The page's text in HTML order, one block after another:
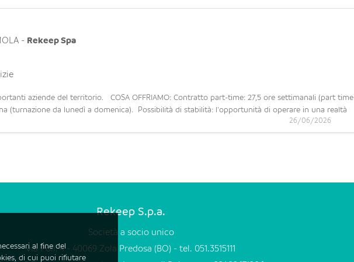
al fine del
di cui puoi rifiutare
- Rekeep Spa
aziende del territorio. COSA OFFRIAMO: Contratto part-time: 27,5 ore settimanali (part time
(turnazione da lunedì a domenica). Possibilità di stabilità: l'opportunità di operare in una realtà
26/06/2026
Rekeep S.p.a.
Società a socio unico
via Poli, 4 - 40069 Zola Predosa (BO) - tel. 051.3515111